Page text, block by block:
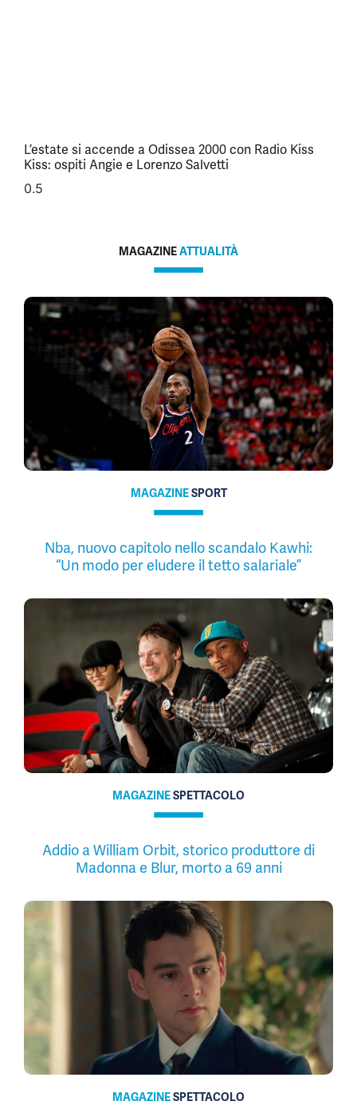
L’estate si accende a Odissea 2000 con Radio Kiss
Kiss: ospiti Angie e Lorenzo Salvetti
MAGAZINEATTUALITÀ
MAGAZINESPORT
Nba, nuovo capitolo nello scandalo Kawhi:
“Un modo per eludere il tetto salariale”
MAGAZINESPETTACOLO
Addio a William Orbit, storico produttore di
Madonna e Blur, morto a 69 anni
MAGAZINESPETTACOLO